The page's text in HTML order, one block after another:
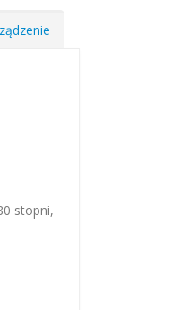
stopni,